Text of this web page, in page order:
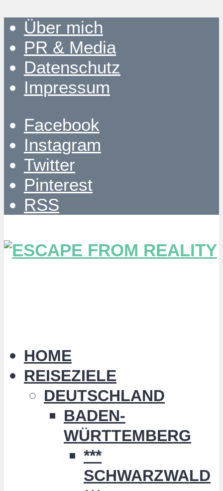
Über mich
PR & Media
Datenschutz
Impressum
Facebook
Instagram
Twitter
Pinterest
RSS
HOME
REISEZIELE
DEUTSCHLAND
BADEN-
WÜRTTEMBERG
***
SCHWARZWALD